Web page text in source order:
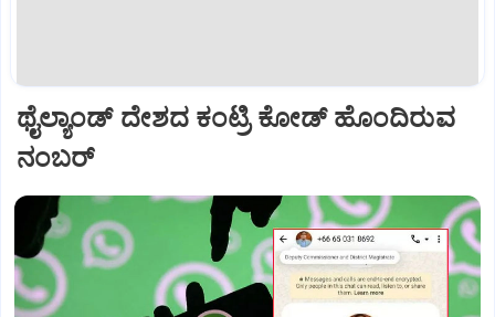
ಥೈಲ್ಯಾಂಡ್ ದೇಶದ ಕಂಟ್ರಿ ಕೋಡ್ ಹೊಂದಿರುವ
ನಂಬರ್‌